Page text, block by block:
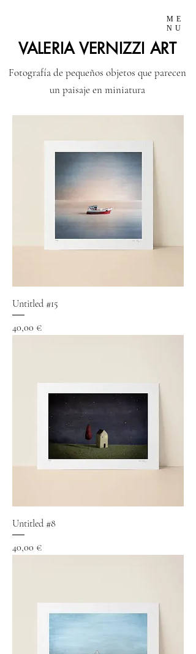
ME
NU
VALERIA VERNIZZI ART
Fotografía de pequeños objetos que parecen
un paisaje en miniatura
Untitled #15
Precio
40,00 €
Untitled #8
Precio
40,00 €